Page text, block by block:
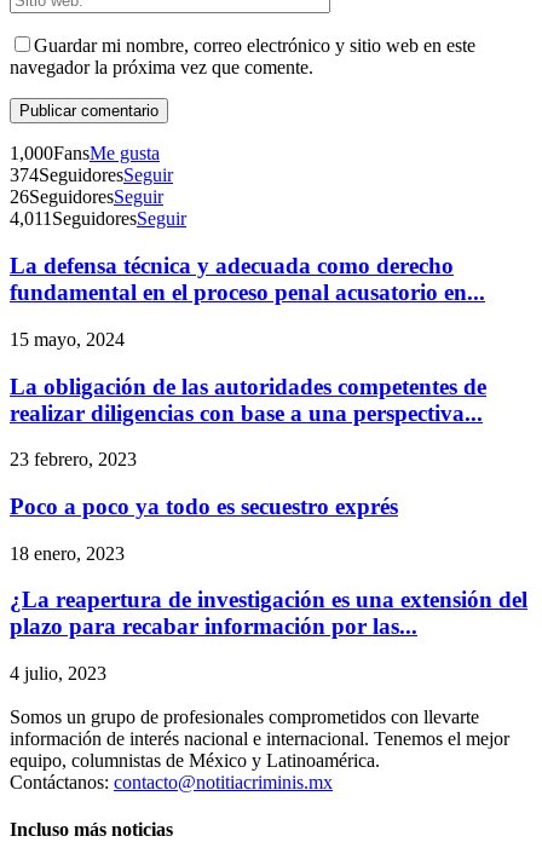
Telegram
Guardar mi nombre, correo electrónico y sitio web en este
navegador la próxima vez que comente.
1,000FansMe gusta
374SeguidoresSeguir
26SeguidoresSeguir
4,011 SeguidoresSeguir
La defensa técnica y adecuada como derecho
fundamental en el proceso penal acusatorio en...
15 mayo, 2024
La obligación de las autoridades competentes de
realizar diligencias con base a una perspectiva...
23 febrero, 2023
Poco a poco ya todo es secuestro exprés
18 enero, 2023
¿La reapertura de investigación es una extensión del
plazo para recabar información por las...
4 julio, 2023
Somos un grupo de profesionales comprometidos con llevarte
información de interés nacional e internacional. Tenemos el mejor
equipo, columnistas de México y Latinoamérica.
Contáctanos: contacto@notitiacriminis.mx
Incluso más noticias